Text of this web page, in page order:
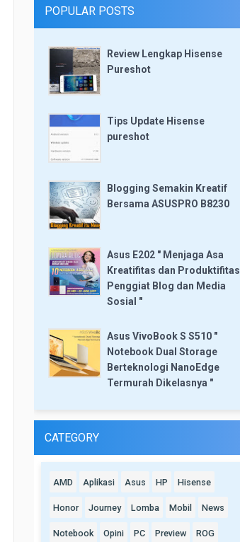
POPULAR POSTS
Review Lengkap Hisense
Pureshot
Tips Update Hisense
pureshot
Blogging Semakin Kreatif
Bersama ASUSPRO B8230
Asus E202 " Menjaga Asa
Kreatifitas dan Produktifitas
Penggiat Blog dan Media
Sosial "
Asus VivoBook S S510 "
Notebook Dual Storage
Berteknologi NanoEdge
Termurah Dikelasnya "
CATEGORY
AMD Aplikasi Asus HP Hisense
Honor Journey Lomba Mobil News
Notebook Opini PC Preview ROG